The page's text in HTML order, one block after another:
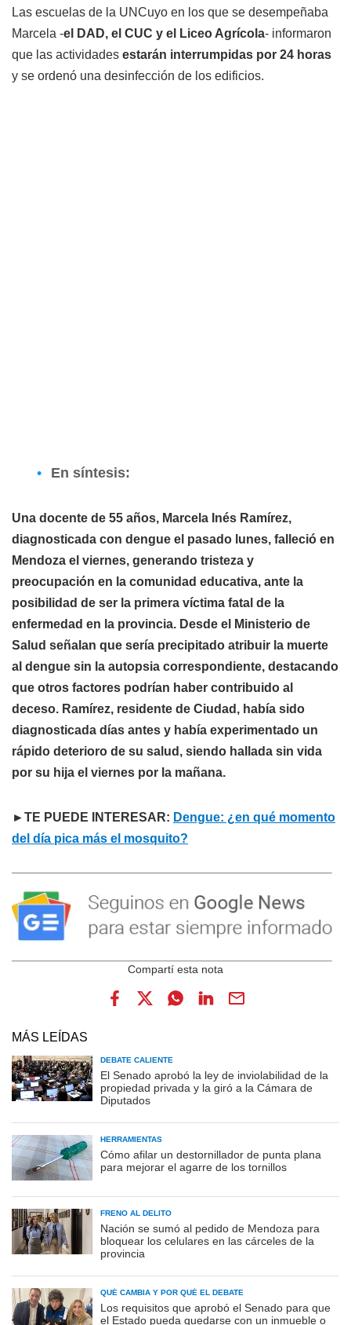
Las escuelas de la UNCuyo en los que se desempeñaba
Marcela -el DAD, el CUC y el Liceo Agrícola- informaron
que las actividades estarán interrumpidas por 24 horas
y se ordenó una desinfección de los edificios.
En síntesis:
Una docente de 55 años, Marcela Inés Ramírez,
diagnosticada con dengue el pasado lunes, falleció en
Mendoza el viernes, generando tristeza y
preocupación en la comunidad educativa, ante la
posibilidad de ser la primera víctima fatal de la
enfermedad en la provincia. Desde el Ministerio de
Salud señalan que sería precipitado atribuir la muerte
al dengue sin la autopsia correspondiente, destacando
que otros factores podrían haber contribuido al
deceso. Ramírez, residente de Ciudad, había sido
diagnosticada días antes y había experimentado un
rápido deterioro de su salud, siendo hallada sin vida
por su hija el viernes por la mañana.
►TE PUEDE INTERESAR: Dengue: ¿en qué momento
del día pica más el mosquito?
MÁS LEÍDAS
DEBATE CALIENTE
El Senado aprobó la ley de inviolabilidad de la
propiedad privada y la giró a la Cámara de
Diputados
HERRAMIENTAS
Cómo afilar un destornillador de punta plana
para mejorar el agarre de los tornillos
FRENO AL DELITO
Nación se sumó al pedido de Mendoza para
bloquear los celulares en las cárceles de la
provincia
QUÉ CAMBIA Y POR QUÉ EL DEBATE
Los requisitos que aprobó el Senado para que
el Estado pueda quedarse con un inmueble o